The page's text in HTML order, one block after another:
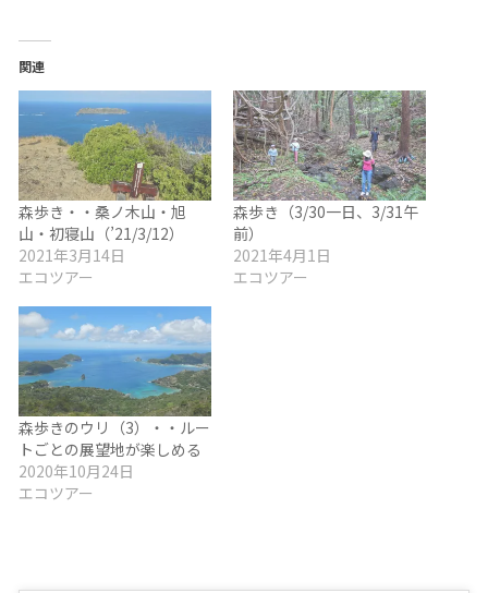
関連
森歩き・・桑ノ木山・旭
山・初寝山（’21/3/12）
2021年3月14日
エコツアー
森歩き（3/30一日、3/31午
前）
2021年4月1日
エコツアー
森歩きのウリ（3）・・ルー
トごとの展望地が楽しめる
2020年10月24日
エコツアー